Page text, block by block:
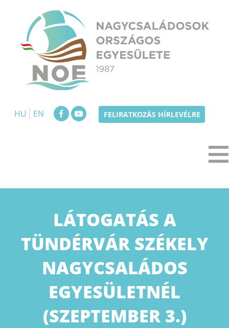
content
HU
EN FELIRATKOZÁS HÍRLEVÉLRE
LÁTOGATÁS A
TÜNDÉRVÁR SZÉKELY
NAGYCSALÁDOS
EGYESÜLETNÉL
(SZEPTEMBER 3.)